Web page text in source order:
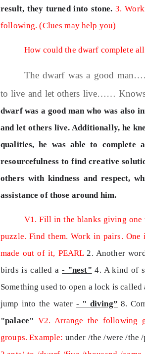
result, they turned into stone.3.
following. (Clues may help you)
How could the dwarf complete
The dwarf was a good
to live and let others live……
dwarf was a good man who was also
and let others live. Additionally, he
qualities, he was able to complete
resourcefulness to find creative
others with kindness and respect,
assistance of those around him.
V1. Fill in the blanks giving one
puzzle. Find them. Work in pairs. One
made out of it, PEARL 2. Another
birds is called a - "nest" 4. A kind of
Something used to open a lock is called
jump into the water - " diving” 8.
"palace" V2. Arrange the following
groups. Example: under /the /were /the